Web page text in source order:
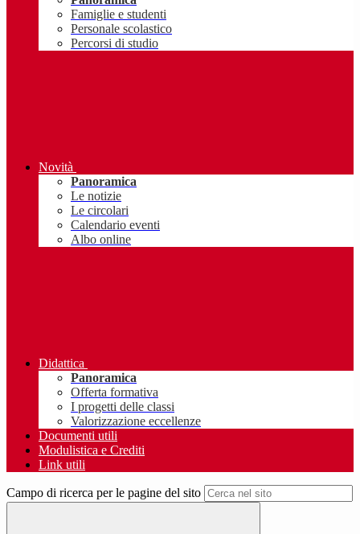
Famiglie e studenti
Personale scolastico
Percorsi di studio
Novità
Panoramica
Le notizie
Le circolari
Calendario eventi
Albo online
Didattica
Panoramica
Offerta formativa
I progetti delle classi
Valorizzazione eccellenze
Documenti utili
Modulistica e Crediti
Link utili
Campo di ricerca per le pagine del sito